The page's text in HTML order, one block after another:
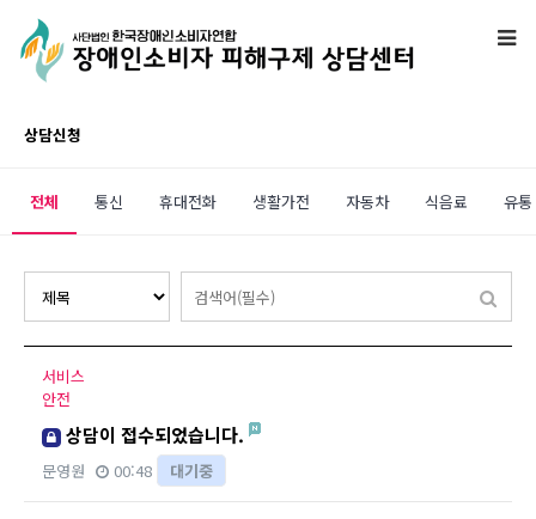
상담신청
전체 통신 휴대전화 생활가전 자동차 식음료 유통
서비스
안전
상담이 접수되었습니다.
문영원 00:48 대기중